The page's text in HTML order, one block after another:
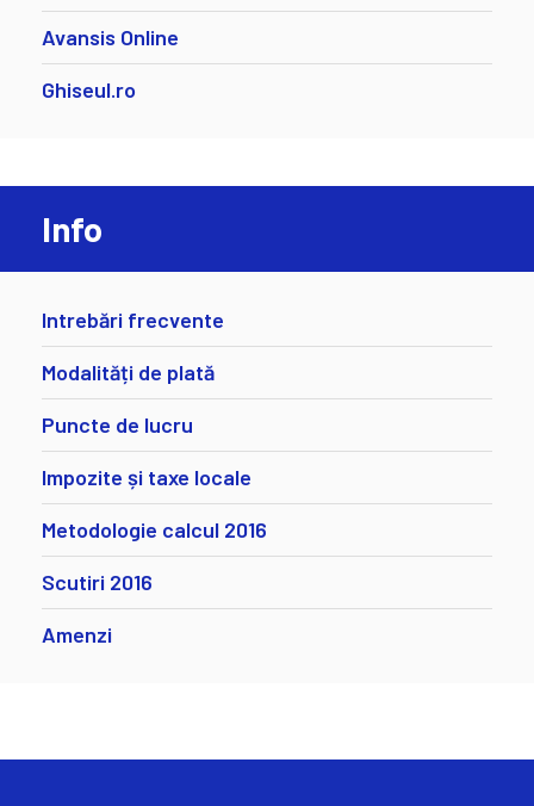
Avansis Online
Ghiseul.ro
Info
Intrebări frecvente
Modalități de plată
Puncte de lucru
Impozite și taxe locale
Metodologie calcul 2016
Scutiri 2016
Amenzi